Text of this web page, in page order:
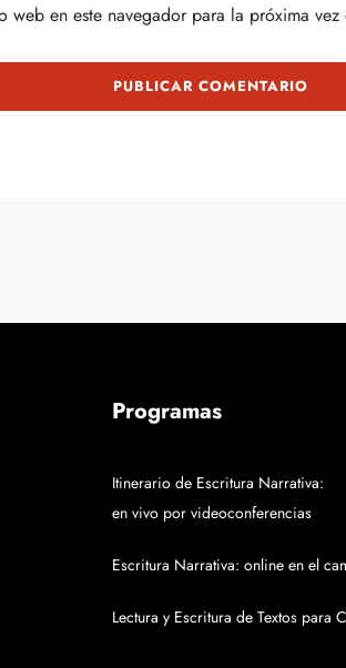
en este navegador para la próxima
Programas
Itinerario de Escritura Narrativa:
en vivo por videoconferencias
Escritura Narrativa: online en el
Lectura y Escritura de Textos para